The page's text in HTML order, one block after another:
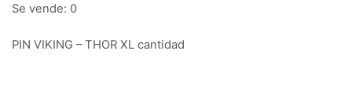
Se vende: 0
PIN VIKING – THOR XL cantidad